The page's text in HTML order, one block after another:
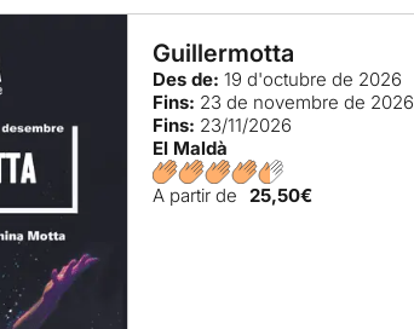
Guillermotta
Des de: 19 d'octubre de 2026
Fins: 23 de novembre de 2026
Fins: 23/11/2026
El Maldà
A partir de 25,50€